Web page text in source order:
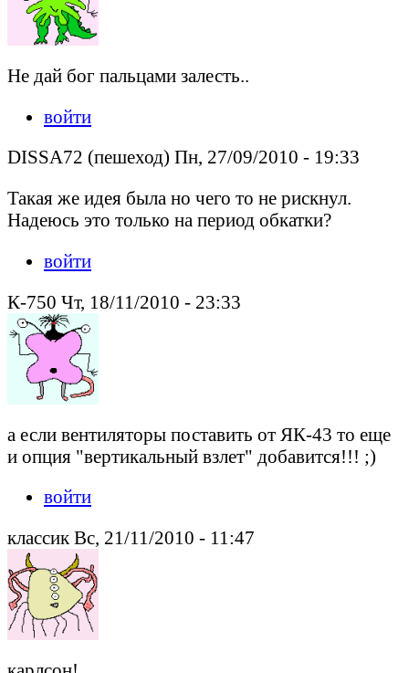
Не дай бог пальцами залесть..
войти
DISSA72 (пешеход) Пн, 27/09/2010 - 19:33
Такая же идея была но чего то не рискнул.
Надеюсь это только на период обкатки?
войти
К-750 Чт, 18/11/2010 - 23:33
а если вентиляторы поставить от ЯК-43 то еще
и опция "вертикальный взлет" добавится!!! ;)
войти
классик Вс, 21/11/2010 - 11:47